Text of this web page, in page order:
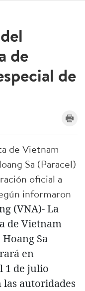
de
de
de Vietnam
Sa (Paracel)
oficial a
informaron
(VNA)- La
de Vietnam
Sa
en
1 de julio
autoridades